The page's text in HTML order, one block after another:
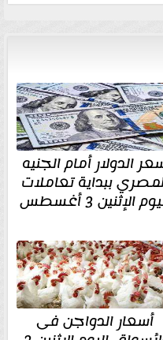
الدولار أمام الجنيه
ببداية تعاملات
الإثنين 3 أغسطس
أسعار الدواجن فى